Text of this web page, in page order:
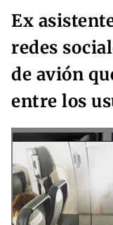
Ex
redes
de avión
entre los